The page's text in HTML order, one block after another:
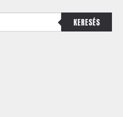
KERESÉS